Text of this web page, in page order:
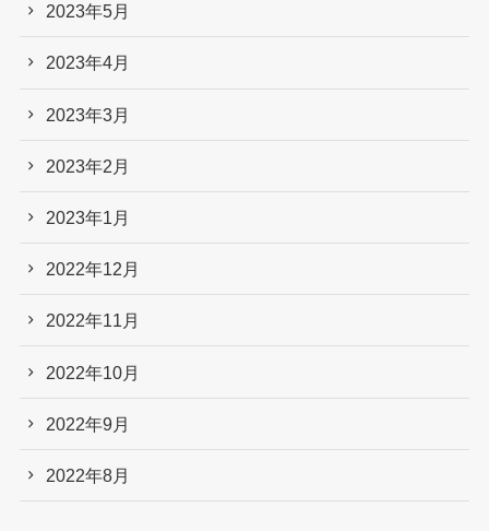
2023年5月
2023年4月
2023年3月
2023年2月
2023年1月
2022年12月
2022年11月
2022年10月
2022年9月
2022年8月